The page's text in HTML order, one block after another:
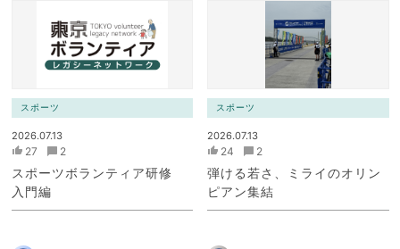
スポーツ
2026.07.13
27 2
スポーツボランティア研修
入門編
スポーツ
2026.07.13
24 2
弾ける若さ、ミライのオリン
ピアン集結